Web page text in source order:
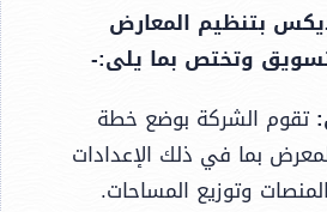
بتنظيم المعارض
وتختص بما يلى:-
تقوم الشركة بوضع خطة
بما في ذلك الإعدادات
وتوزيع المساحات.